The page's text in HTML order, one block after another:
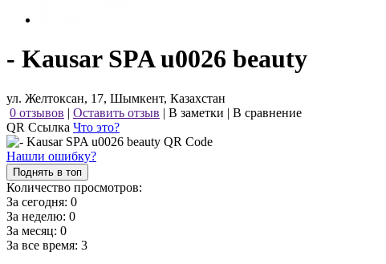
- Kausar SPA u0026 beauty
ул. Желтоксан, 17, Шымкент, Казахстан
0 отзывов | Оставить отзыв | В заметки | В сравнение
QR Ссылка Что это?
Нашли ошибку?
Поднять в топ
Количество просмотров:
За сегодня: 0
За неделю: 0
За месяц: 0
За все время: 3